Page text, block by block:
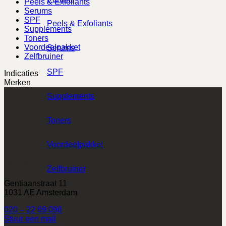
Peels & Exfoliants
Serums
SPF
Supplements
Toners
Voordeelpakket
Zelfbruiner
Indicaties
Peels & Exfoliants
Serums
SPF
Supplements
Toners
Voordeelpakket
Zelfbruiner
Indicaties
Merken
Locatie Noord
Gentiaanstraat 11
1031 AE Amsterdam
020 – 22 69 096
Stuur een mail